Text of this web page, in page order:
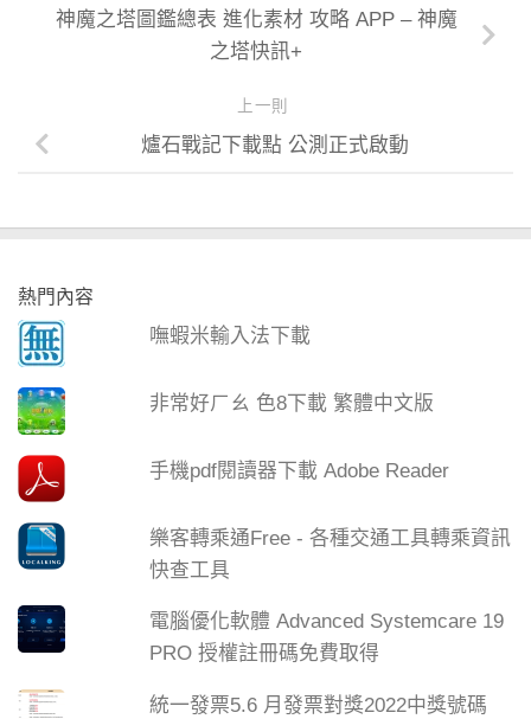
神魔之塔圖鑑總表 進化素材 攻略 APP – 神魔
之塔快訊+
上一則
爐石戰記下載點 公測正式啟動
熱門內容
嘸蝦米輸入法下載
非常好ㄏㄠ 色8下載 繁體中文版
手機pdf閱讀器下載 Adobe Reader
樂客轉乘通Free - 各種交通工具轉乘資訊
快查工具
電腦優化軟體 Advanced Systemcare 19
PRO 授權註冊碼免費取得
統一發票5.6 月發票對獎2022中獎號碼